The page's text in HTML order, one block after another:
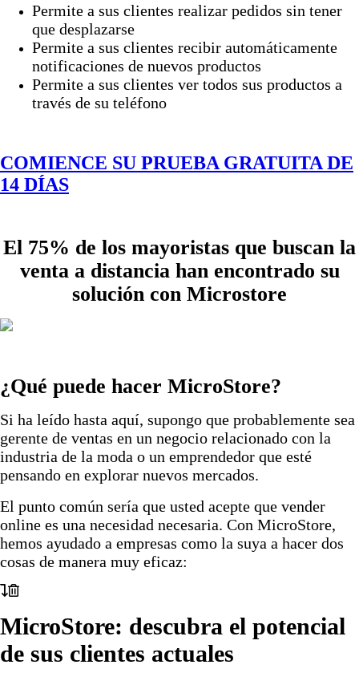
Permite a sus clientes realizar pedidos sin tener
que desplazarse
Permite a sus clientes recibir automáticamente
notificaciones de nuevos productos
Permite a sus clientes ver todos sus productos a
través de su teléfono
COMIENCE SU PRUEBA GRATUITA DE
14 DÍAS
El 75% de los mayoristas que buscan la
venta a distancia han encontrado su
solución con Microstore
¿Qué puede hacer MicroStore?
Si ha leído hasta aquí, supongo que probablemente sea
gerente de ventas en un negocio relacionado con la
industria de la moda o un emprendedor que esté
pensando en explorar nuevos mercados.
El punto común sería que usted acepte que vender
online es una necesidad necesaria. Con MicroStore,
hemos ayudado a empresas como la suya a hacer dos
cosas de manera muy eficaz:
MicroStore: descubra el potencial
de sus clientes actuales